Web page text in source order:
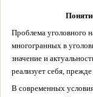
Проблема уголовного
многогранных в
значение и
реализует себя,
В современных